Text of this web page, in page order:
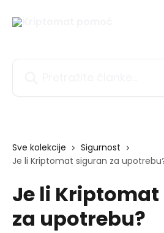
Sve kolekcije
Sigurnost
Je li Kriptomat siguran za
Je li
za upotrebu?